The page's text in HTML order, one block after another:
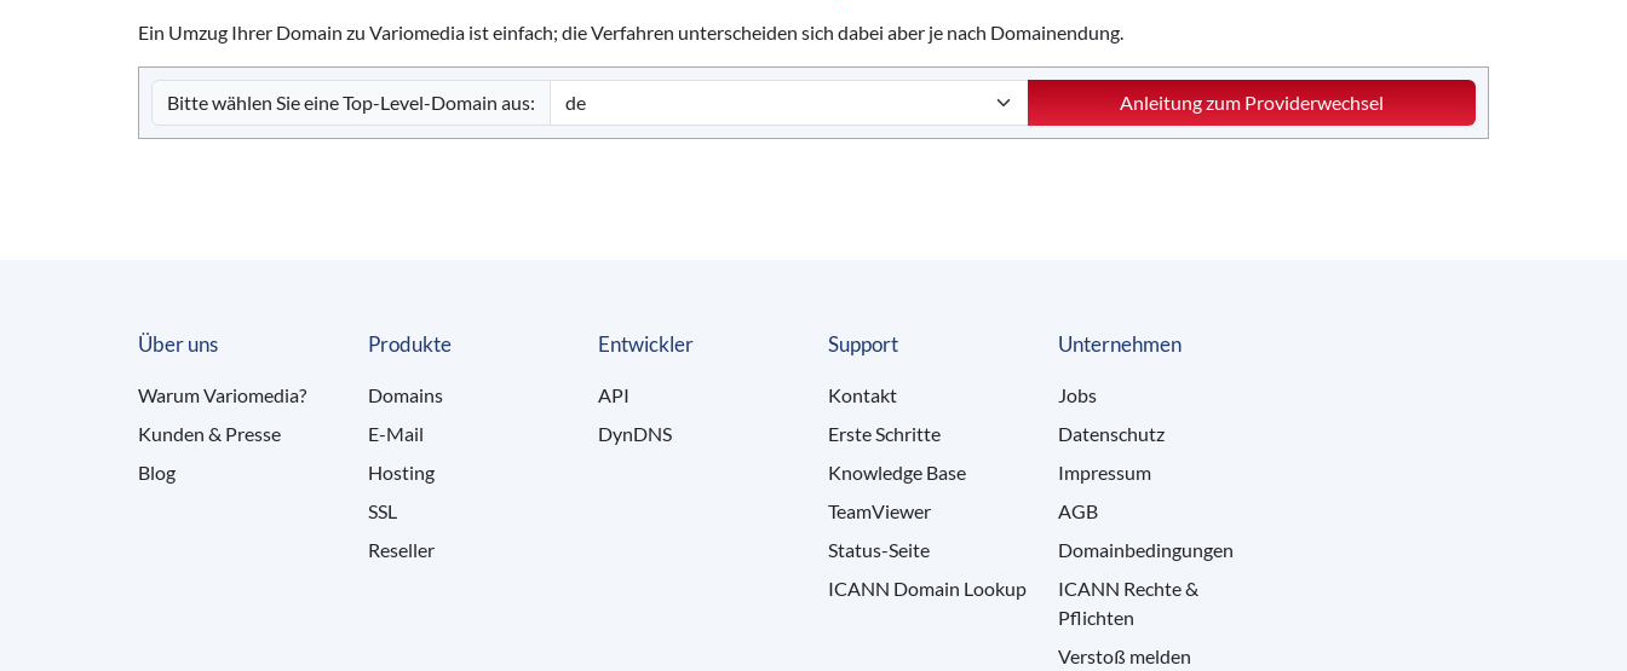
Ein Umzug Ihrer Domain zu Variomedia ist einfach; die Verfahren unterscheiden sich dabei aber je nach Domainendung.
Bitte wählen Sie eine Top-Level-Domain aus: Anleitung zum Providerwechsel
Über uns
Warum Variomedia?
Kunden & Presse
Blog
Produkte
Domains
E-Mail
Hosting
SSL
Reseller
Entwickler
API
DynDNS
Support
Kontakt
Erste Schritte
Knowledge Base
TeamViewer
Status-Seite
ICANN Domain Lookup
Unternehmen
Jobs
Datenschutz
Impressum
AGB
Domainbedingungen
ICANN Rechte &
Pflichten
Verstoß melden